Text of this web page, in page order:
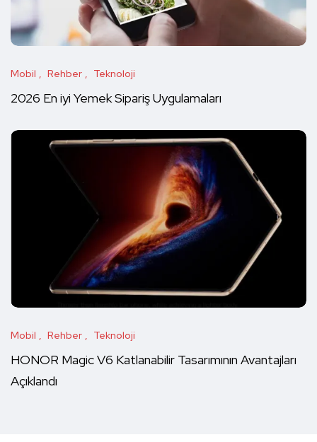
Mobil Rehber Teknoloji
2026 En iyi Yemek Sipariş Uygulamaları
Mobil Rehber Teknoloji
HONOR Magic V6 Katlanabilir Tasarımının Avantajları
Açıklandı